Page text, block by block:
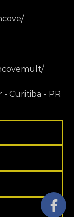
- Curitiba - PR